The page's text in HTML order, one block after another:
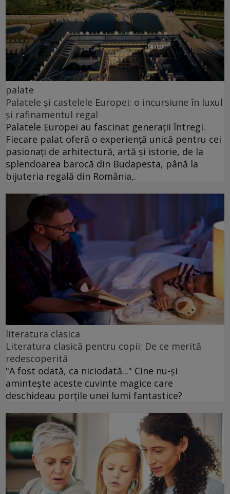
palate
Palatele și castelele Europei: o incursiune în luxul
și rafinamentul regal
Palatele Europei au fascinat generații întregi.
Fiecare palat oferă o experiență unică pentru cei
pasionați de arhitectură, artă și istorie, de la
splendoarea barocă din Budapesta, până la
bijuteria regală din România,.
literatura clasica
Literatura clasică pentru copii: De ce merită
redescoperită
"A fost odată, ca niciodată..." Cine nu-și
amintește aceste cuvinte magice care
deschideau porțile unei lumi fantastice?